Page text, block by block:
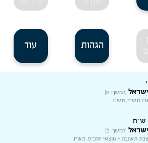
הגהות עוד
[המשך: א]
תשרי, תש"נ
ש"ת
[המשך: ב]
תשובה - מוצאי יוהכ"פ, תש"נ